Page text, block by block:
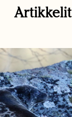
Artikkelit